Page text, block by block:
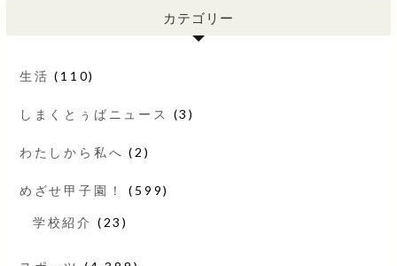
カテゴリー
生活 (110)
しまくとぅばニュース (3)
わたしから私へ (2)
めざせ甲子園！ (599)
学校紹介 (23)